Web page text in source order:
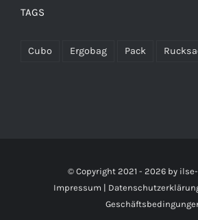
TAGS
Cubo Ergobag Pack
© Copyright 2021 - 2026 by
Impressum |